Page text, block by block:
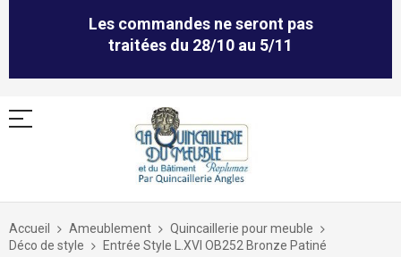
Les commandes ne seront pas
traitées du 28/10 au 5/11
Allez
contenu
Accueil Ameublement
Quincaillerie pour meuble
Déco de style
Entrée Style L.XVI OB252 Bronze Patiné